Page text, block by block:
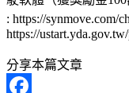
: https://
https://
分享本篇文章